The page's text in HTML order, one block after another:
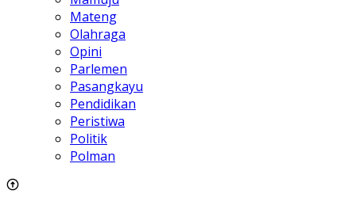
Mateng
Olahraga
Opini
Parlemen
Pasangkayu
Pendidikan
Peristiwa
Politik
Polman